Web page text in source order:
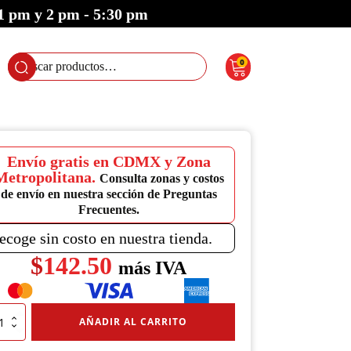
pm y 2 pm - 5:30 pm
Buscar
por:
0
Envío gratis en CDMX y Zona
Consulta zonas y costos
de envío en nuestra sección de Preguntas
Frecuentes.
sin costo en nuestra tienda.
$142.50 más IVA
AÑADIR AL CARRITO